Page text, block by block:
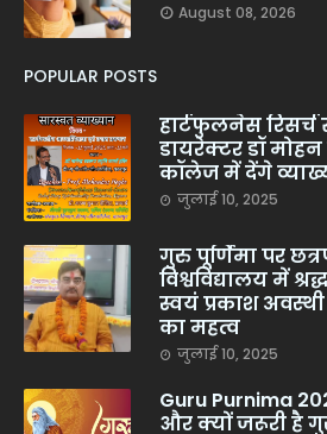
August 08, 2026
POPULAR POSTS
हार्टफुलनेस
डायरेक्टर डॉ
कॉलेज में देंगे
जुलाई 10, 2025
गुरु पूर्णिमा पर
विश्वविद्यालय में
स्वयं प्रकाश
का महत्व
जुलाई 10, 2025
Guru Purnima
और क्यों जरूरी है